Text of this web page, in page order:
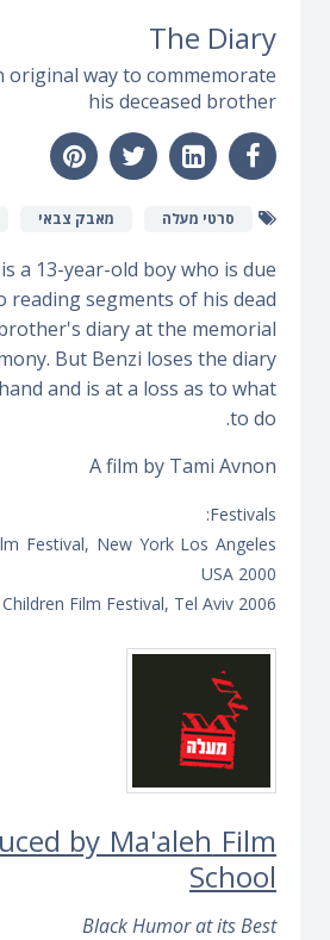
The Diary
original way to commemorate
his deceased brother
סרטי מעלה מאבק צבאי
a 13-year-old boy who is due
reading segments of his dead
diary at the memorial
But Benzi loses the diary
and is at a loss as to what
to do.
A film by Tami Avnon
Festivals:
Festival, New York Los Angeles
USA 2000
Children Film Festival, Tel Aviv 2006
by Ma'aleh Film
School
Black Humor at its Best